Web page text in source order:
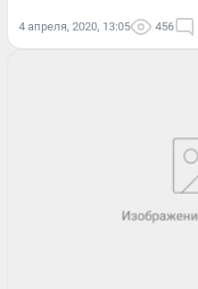
4 апреля, 2020, 13:05 456